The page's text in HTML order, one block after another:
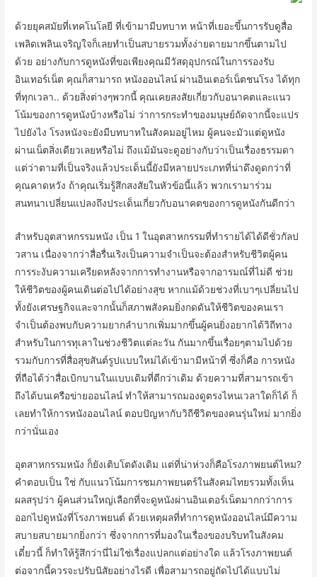
ด้วยยุคสมัยที่เทคโนโลยี ที่เข้ามามีบทบาท หน้าที่เยอะขึ้นการรับดูสื่อ
เพลิดเพลินเจริญใจก็เลยทำเป็นสบายรวมทั้งง่ายดายมากขึ้นตามไป
ด้วย อย่างกับการดูหนังที่ขอเพียงคุณมีวัสดุอุปกรณ์ในการรองรับ
อินเทอร์เน็ต คุณก็สามารถ หนังออนไลน์ ผ่านอินเตอร์เน็ตชนโรง ได้ทุก
ที่ทุกเวลา.. ด้วยสิ่งต่างๆพวกนี้ คุณเคยสงสัยเกี่ยวกับอนาคตและแนว
โน้มของการดูหนังบ้างหรือไม่ ว่าการกระทำของมนุษย์ถัดจากนี้จะแปร
ไปยังไง โรงหนังจะยังมีบทบาทในสังคมอยู่ไหม ผู้คนจะมัวแต่ดูหนัง
ผ่านเน็ตสิ่งเดียวเลยหรือไม่ ถึงแม้มันจะดูอย่างกับว่าเป็นเรื่องธรรมดา
แต่ว่าตามที่เป็นจริงแล้วประเด็นนี้ยังมีหลายประเภทที่น่าดึงดูดกว่าที่
คุณคาดหวัง ถ้าคุณเริ่มรู้สึกสงสัยในหัวข้อนี้แล้ว พวกเรามาร่วม
สนทนาเปลี่ยนแปลงถึงประเด็นเกี่ยวกับอนาคตของการดูหนังกันดีกว่า
สำหรับอุตสาหกรรมหนัง เป็น 1 ในอุตสาหกรรมที่ทำรายได้ได้ดีชั่วกัลป
วสาน เนื่องจากว่าสื่อรื่นเริงเป็นความจำเป็นจะต้องสำหรับชีวิตผู้คน
การระงับความเครียดหลังจากการทำงานหรือจากอารมณ์ที่ไม่ดี ช่วย
ให้ชีวิตของผู้คนเดินต่อไปได้อย่างสุข หากแม้ด้วยช่วงที่เบาๆเปลี่ยนไป
ทั้งยังเศรษฐกิจและจากนั้นก็สภาพสังคมยิ่งกดดันให้ชีวิตของคนเรา
จำเป็นต้องพบกับความยากลำบากเพิ่มมากขึ้นผู้คนยิ่งอยากได้วิถีทาง
สำหรับในการทุเลาในช่วงชีวิตแต่ละวัน กันมากขึ้นเรื่อยๆตามไปด้วย
รวมกับการที่สื่อสุขสันต์รูปแบบใหม่ได้เข้ามามีหน้าที่ ซึ่งก็คือ การหนัง
ที่ถือได้ว่าสื่อเบิกบานในแบบเดิมที่ดีกว่าเดิม ด้วยความที่สามารถเข้า
ถึงได้บนเครือข่ายออนไลน์ ทำให้สามารถมองดูตรงไหนเวลาใดก็ได้ ก็
เลยทำให้การหนังออนไลน์ ตอบปัญหากับวิถีชีวิตของคนรุ่นใหม่ มากยิ่ง
กว่านั่นเอง
อุตสาหกรรมหนัง ก็ยังเติบโตดังเดิม แต่ที่น่าห่วงก็คือโรงภาพยนต์ไหม?
คำตอบเป็น ใช่ กับแนวโน้มการชมภาพยนตร์ในสังคมไทยรวมทั้งเห็น
ผลสรุปว่า ผู้คนส่วนใหญ่เลือกที่จะดูหนังผ่านอินเตอร์เน็ตมากกว่าการ
ออกไปดูหนังที่โรงภาพยนต์ ด้วยเหตุผลที่ทำการดูหนังออนไลน์มีความ
สบายสบายมากยิ่งกว่า ซึ่งจากการที่มองในเรื่องของบริบทในสังคม
เดี๋ยวนี้ ก็ทำให้รู้สึกว่านี่ไม่ใช่เรื่องแปลกแต่อย่างใด แล้วโรงภาพยนต์
ต่อจากนี้ควรจะปรับนิสัยอย่างไรดี เพื่อสามารถอยู่ถัดไปได้แบบไม่